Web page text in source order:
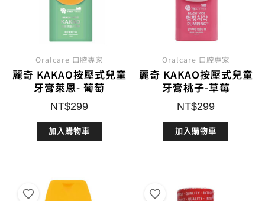
Oralcare 口腔專家
麗奇 KAKAO按壓式兒童
牙膏萊恩- 葡萄
NT$299
加入購物車
Oralcare 口腔專家
麗奇 KAKAO按壓式兒童
牙膏桃子-草莓
NT$299
加入購物車